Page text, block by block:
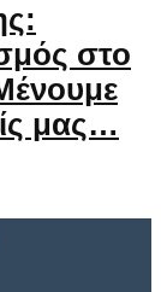
στο
μας…